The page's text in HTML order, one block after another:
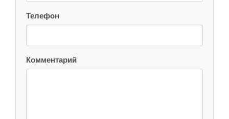
Телефон
Комментарий